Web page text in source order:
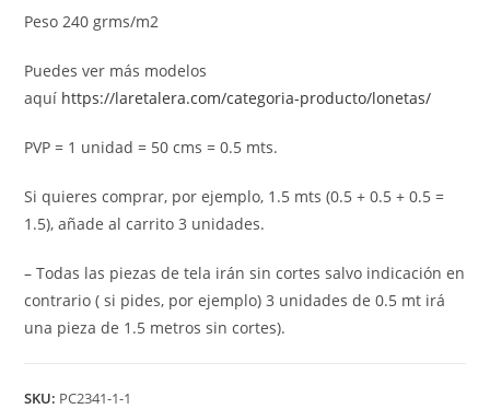
Peso 240 grms/m2
Puedes ver más modelos
aquí https://laretalera.com/categoria-producto/lonetas/
PVP = 1 unidad = 50 cms = 0.5 mts.
Si quieres comprar, por ejemplo, 1.5 mts (0.5 + 0.5 + 0.5 =
1.5), añade al carrito 3 unidades.
– Todas las piezas de tela irán sin cortes salvo indicación en
contrario ( si pides, por ejemplo) 3 unidades de 0.5 mt irá
una pieza de 1.5 metros sin cortes).
SKU: PC2341-1-1